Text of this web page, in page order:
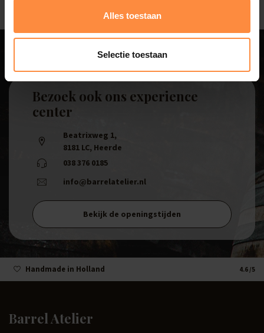
Alles toestaan
Selectie toestaan
Bezoek ook ons experience
center
Beatrixweg 1,
8181 LC, Heerde
038 376 0185
info@barrelatelier.nl
Bekijk de openingstijden
Handmade in Holland 4.6 /5
Barrel Atelier